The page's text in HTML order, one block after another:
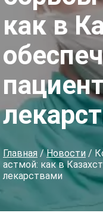
как в
Главная /Новости /
астмой: как в
лекарствами